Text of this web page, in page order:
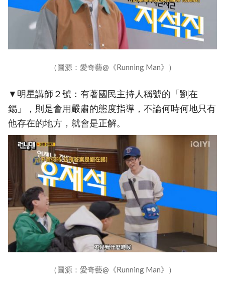
（圖源：愛奇藝@《Running Man》）
▼明星講師２號：有著國民主持人稱號的「劉在
錫」，則是會用嚴肅的態度指導，不論何時何地只有
他存在的地方，就會是正解。
（圖源：愛奇藝@《Running Man》）